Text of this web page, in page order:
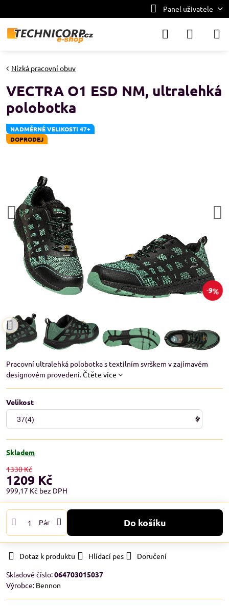
Panel uživatele
NADMĚRNÉ VELIKOSTI 47+
DOPRODEJ
9%
Nízká pracovní obuv
VECTRA O1 ESD NM, ultralehká
polobotka
Pracovní ultralehká polobotka s textilním svrškem v zajímavém
designovém provedení.Čtěte více
Velikost
Skladem
1330 Kč
1209 Kč
999,17 Kč bez DPH
Pár Do košíku
Dotaz k produktu Hlídací pes
Doručení
Skladové číslo:064703015037
Výrobce: Bennon